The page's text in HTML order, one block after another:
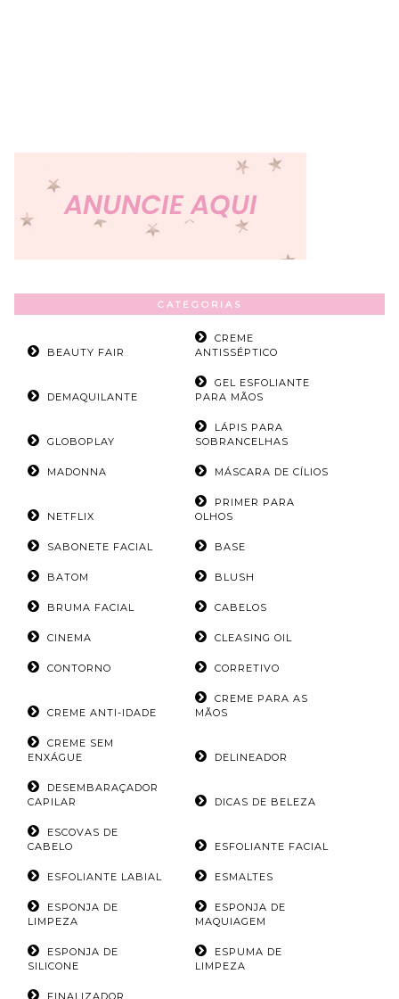
CATEGORIAS
BEAUTY FAIR
CREME
ANTISSÉPTICO
DEMAQUILANTE
GEL ESFOLIANTE
PARA MÃOS
GLOBOPLAY
LÁPIS PARA
SOBRANCELHAS
MADONNA MÁSCARA DE CÍLIOS
NETFLIX
PRIMER PARA
OLHOS
SABONETE FACIAL BASE
BATOM BLUSH
BRUMA FACIAL CABELOS
CINEMA CLEASING OIL
CONTORNO CORRETIVO
CREME ANTI-IDADE
CREME PARA AS
MÃOS
CREME SEM
ENXÁGUE
DELINEADOR
DESEMBARAÇADOR
CAPILAR
DICAS DE BELEZA
ESCOVAS DE
CABELO
ESFOLIANTE FACIAL
ESFOLIANTE LABIAL ESMALTES
ESPONJA DE
LIMPEZA
ESPONJA DE
MAQUIAGEM
ESPONJA DE
SILICONE
ESPUMA DE
LIMPEZA